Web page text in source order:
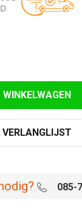
VANAANTAL VAN
VERLANGLIJST
085-